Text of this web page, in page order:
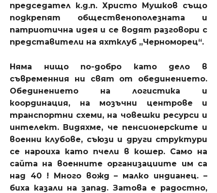
председател к.д.п. Христо Мушков също
подкрепят общественополезната и
патриотична идея и се водят разговори с
представители на яхтклуб „Черноморец“.
Няма нищо по-добро като дело в
съвременния ни свят от обединението.
Обединението на логистика и
координация, на мозъчни центрове и
транспортни схеми, на човешки ресурси и
интелект. Видяхме, че пенсионерските и
военни клубове, съюзи и други структури
се нароиха като пчели в кошер. Само на
сайта на военните организациите им са
над 40 ! Много вожд – малко индианец. –
биха казали на запад. Затова е радостно,